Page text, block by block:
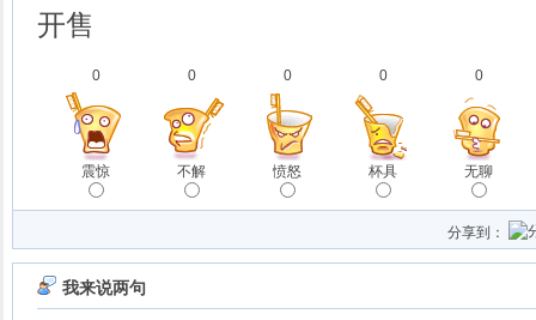
开售
0
震惊
0
不解
0
愤怒
0
杯具
0
无聊
分享到：